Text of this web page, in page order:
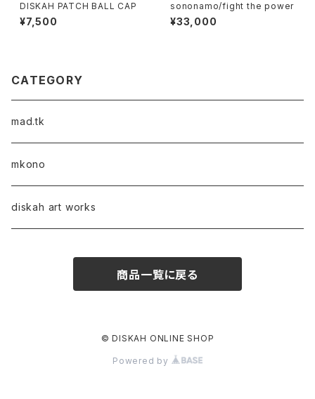
DISKAH PATCH BALL CAP
¥7,500
sononamo/fight the power
¥33,000
CATEGORY
mad.tk
mkono
diskah art works
商品一覧に戻る
© DISKAH ONLINE SHOP
Powered by